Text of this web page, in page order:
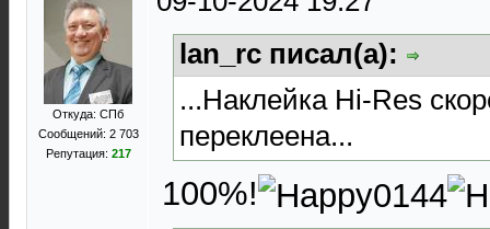
Откуда: СПб
Сообщений: 2 703
Репутация: 217
lan_rc писал(а):
...Наклейка Hi-Res
переклеена...
100%!